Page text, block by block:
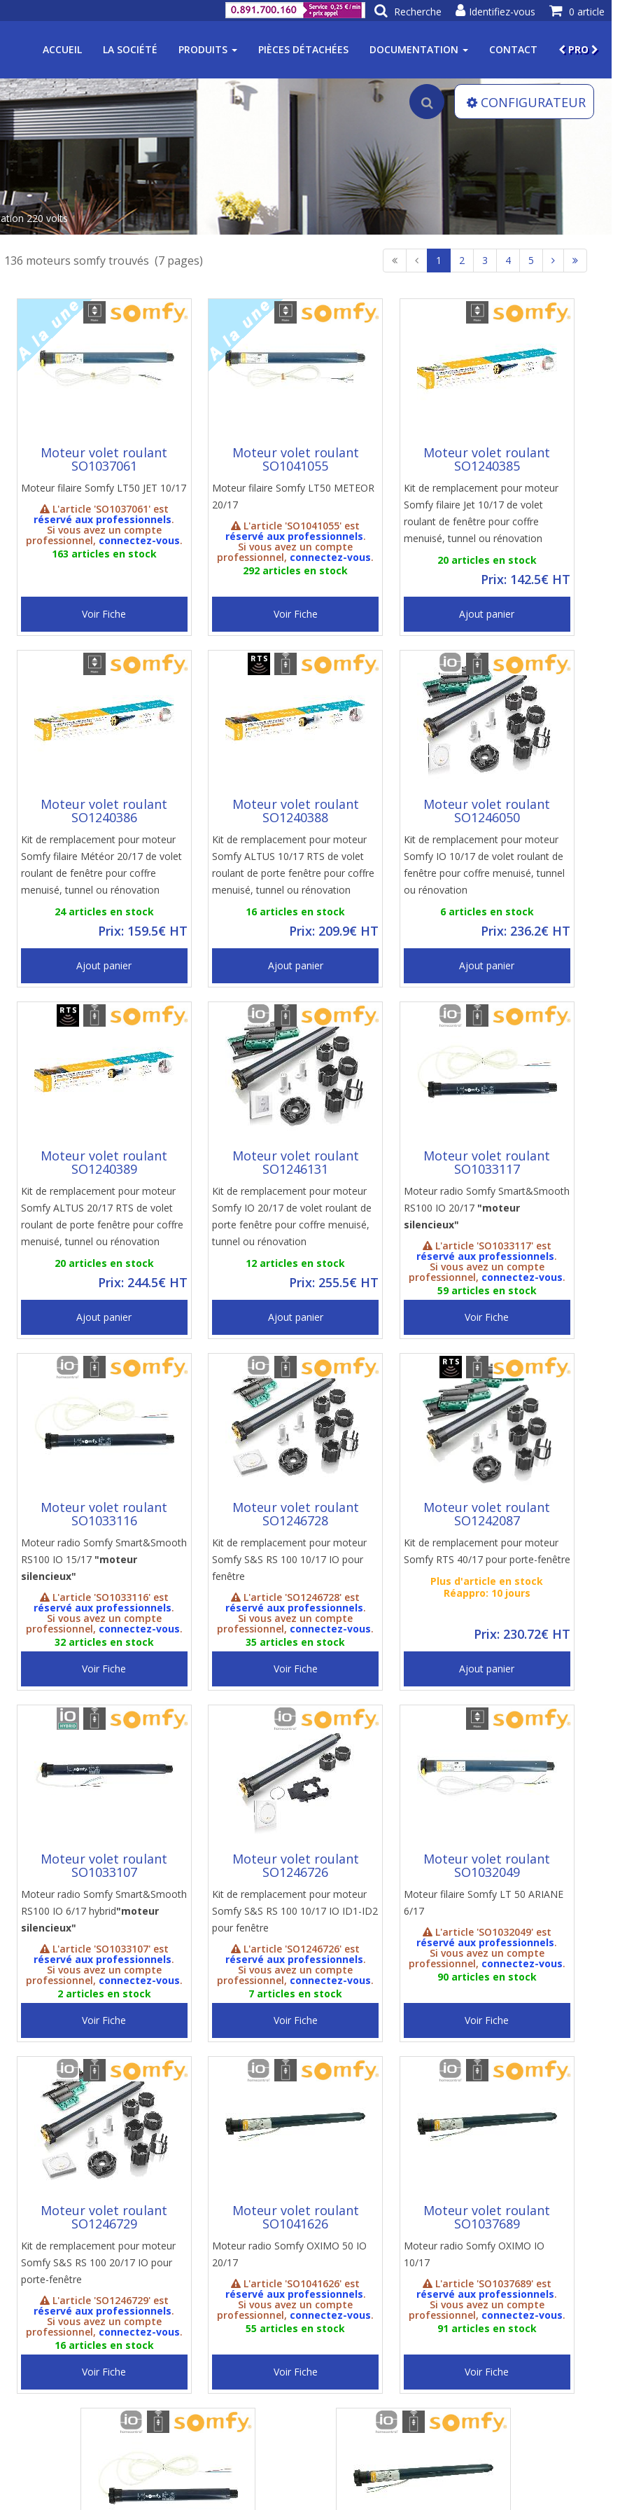
0 article
Identifiez-vous
Recherche
ACCUEIL LA SOCIÉTÉ PRODUITS PIÈCES DÉTACHÉES DOCUMENTATION CONTACT PRO
220 volts
CONFIGURATEUR
136 moteurs somfy trouvés (7 pages) 1 2 3 4 5
Moteur volet roulant
SO1037061
Moteur filaire Somfy LT50 JET 10/17
L'article 'SO1037061' est
réservé aux professionnels.
Si vous avez un compte
professionnel, connectez-vous.
163 articles en stock
Voir Fiche
Moteur volet roulant
SO1041055
Moteur filaire Somfy LT50 METEOR
20/17
L'article 'SO1041055' est
réservé aux professionnels.
Si vous avez un compte
professionnel, connectez-vous.
292 articles en stock
Voir Fiche
Moteur volet roulant
SO1240385
Kit de remplacement pour moteur
Somfy filaire Jet 10/17 de volet
roulant de fenêtre pour coffre
menuisé, tunnel ou rénovation
20 articles en stock
Prix: 142.5€ HT
Ajout panier
Moteur volet roulant
SO1240386
Kit de remplacement pour moteur
Somfy filaire Météor 20/17 de volet
roulant de fenêtre pour coffre
menuisé, tunnel ou rénovation
24 articles en stock
Prix: 159.5€ HT
Ajout panier
Moteur volet roulant
SO1240388
Kit de remplacement pour moteur
Somfy ALTUS 10/17 RTS de volet
roulant de porte fenêtre pour coffre
menuisé, tunnel ou rénovation
16 articles en stock
Prix: 209.9€ HT
Ajout panier
Moteur volet roulant
SO1246050
Kit de remplacement pour moteur
Somfy IO 10/17 de volet roulant de
fenêtre pour coffre menuisé, tunnel
ou rénovation
6 articles en stock
Prix: 236.2€ HT
Ajout panier
Moteur volet roulant
SO1240389
Kit de remplacement pour moteur
Somfy ALTUS 20/17 RTS de volet
roulant de porte fenêtre pour coffre
menuisé, tunnel ou rénovation
20 articles en stock
Prix: 244.5€ HT
Ajout panier
Moteur volet roulant
SO1246131
Kit de remplacement pour moteur
Somfy IO 20/17 de volet roulant de
porte fenêtre pour coffre menuisé,
tunnel ou rénovation
12 articles en stock
Prix: 255.5€ HT
Ajout panier
Moteur volet roulant
SO1033117
Moteur radio Somfy Smart&Smooth
RS100 IO 20/17 "moteur
silencieux"
L'article 'SO1033117' est
réservé aux professionnels.
Si vous avez un compte
professionnel, connectez-vous.
59 articles en stock
Voir Fiche
Moteur volet roulant
SO1033116
Moteur radio Somfy Smart&Smooth
RS100 IO 15/17 "moteur
silencieux"
L'article 'SO1033116' est
réservé aux professionnels.
Si vous avez un compte
professionnel, connectez-vous.
32 articles en stock
Voir Fiche
Moteur volet roulant
SO1246728
Kit de remplacement pour moteur
Somfy S&S RS 100 10/17 IO pour
fenêtre
L'article 'SO1246728' est
réservé aux professionnels.
Si vous avez un compte
professionnel, connectez-vous.
35 articles en stock
Voir Fiche
Moteur volet roulant
SO1242087
Kit de remplacement pour moteur
Somfy RTS 40/17 pour porte-fenêtre
Plus d'article en stock
Réappro: 10 jours
Prix: 230.72€ HT
Ajout panier
Moteur volet roulant
SO1033107
Moteur radio Somfy Smart&Smooth
RS100 IO 6/17 hybrid"moteur
silencieux"
L'article 'SO1033107' est
réservé aux professionnels.
Si vous avez un compte
professionnel, connectez-vous.
2 articles en stock
Voir Fiche
Moteur volet roulant
SO1246726
Kit de remplacement pour moteur
Somfy S&S RS 100 10/17 IO ID1-ID2
pour fenêtre
L'article 'SO1246726' est
réservé aux professionnels.
Si vous avez un compte
professionnel, connectez-vous.
7 articles en stock
Voir Fiche
Moteur volet roulant
SO1032049
Moteur filaire Somfy LT 50 ARIANE
6/17
L'article 'SO1032049' est
réservé aux professionnels.
Si vous avez un compte
professionnel, connectez-vous.
90 articles en stock
Voir Fiche
Moteur volet roulant
SO1246729
Kit de remplacement pour moteur
Somfy S&S RS 100 20/17 IO pour
porte-fenêtre
L'article 'SO1246729' est
réservé aux professionnels.
Si vous avez un compte
professionnel, connectez-vous.
16 articles en stock
Voir Fiche
Moteur volet roulant
SO1041626
Moteur radio Somfy OXIMO 50 IO
20/17
L'article 'SO1041626' est
réservé aux professionnels.
Si vous avez un compte
professionnel, connectez-vous.
55 articles en stock
Voir Fiche
Moteur volet roulant
SO1037689
Moteur radio Somfy OXIMO IO
10/17
L'article 'SO1037689' est
réservé aux professionnels.
Si vous avez un compte
professionnel, connectez-vous.
91 articles en stock
Voir Fiche